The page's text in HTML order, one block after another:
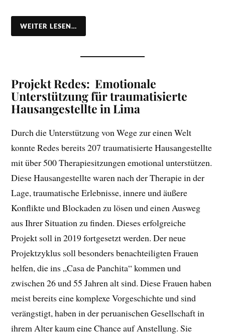
WEITER LESEN…
Projekt Redes: Emotionale
Unterstützung für traumatisierte
Hausangestellte in Lima
Durch die Unterstützung von Wege zur einen Welt
konnte Redes bereits 207 traumatisierte Hausangestellte
mit über 500 Therapiesitzungen emotional unterstützen.
Diese Hausangestellte waren nach der Therapie in der
Lage, traumatische Erlebnisse, innere und äußere
Konflikte und Blockaden zu lösen und einen Ausweg
aus Ihrer Situation zu finden. Dieses erfolgreiche
Projekt soll in 2019 fortgesetzt werden. Der neue
Projektzyklus soll besonders benachteiligten Frauen
helfen, die ins „Casa de Panchita“ kommen und
zwischen 26 und 55 Jahren alt sind. Diese Frauen haben
meist bereits eine komplexe Vorgeschichte und sind
verängstigt, haben in der peruanischen Gesellschaft in
ihrem Alter kaum eine Chance auf Anstellung. Sie